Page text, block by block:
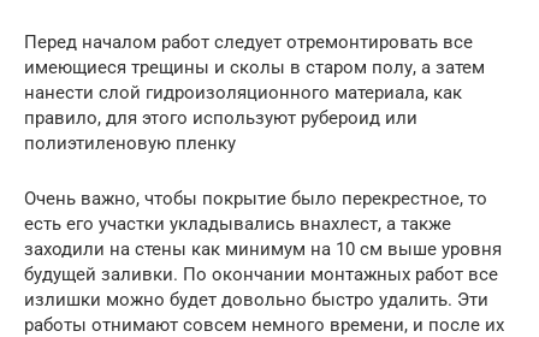
Перед началом работ следует отремонтировать все
имеющиеся трещины и сколы в старом полу, а затем
нанести слой гидроизоляционного материала, как
правило, для этого используют рубероид или
полиэтиленовую пленку
Очень важно, чтобы покрытие было перекрестное, то
есть его участки укладывались внахлест, а также
заходили на стены как минимум на 10 см выше уровня
будущей заливки. По окончании монтажных работ все
излишки можно будет довольно быстро удалить. Эти
работы отнимают совсем немного времени, и после их